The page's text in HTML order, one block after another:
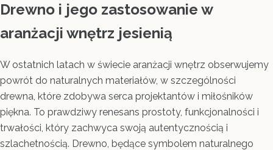
Drewno i jego zastosowanie w
aranżacji wnętrz jesienią
W ostatnich latach w świecie aranżacji wnętrz obserwujemy
powrót do naturalnych materiałów, w szczególności
drewna, które zdobywa serca projektantów i miłośników
piękna. To prawdziwy renesans prostoty, funkcjonalności i
trwałości, który zachwyca swoją autentycznością i
szlachetnością. Drewno, będące symbolem naturalnego